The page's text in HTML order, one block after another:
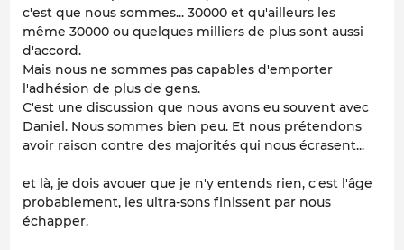
c'est que nous sommes... 30000 et qu'ailleurs les
même 30000 ou quelques milliers de plus sont aussi
d'accord.
Mais nous ne sommes pas capables d'emporter
l'adhésion de plus de gens.
C'est une discussion que nous avons eu souvent avec
Daniel. Nous sommes bien peu. Et nous prétendons
avoir raison contre des majorités qui nous écrasent...
et là, je dois avouer que je n'y entends rien, c'est l'âge
probablement, les ultra-sons finissent par nous
échapper.